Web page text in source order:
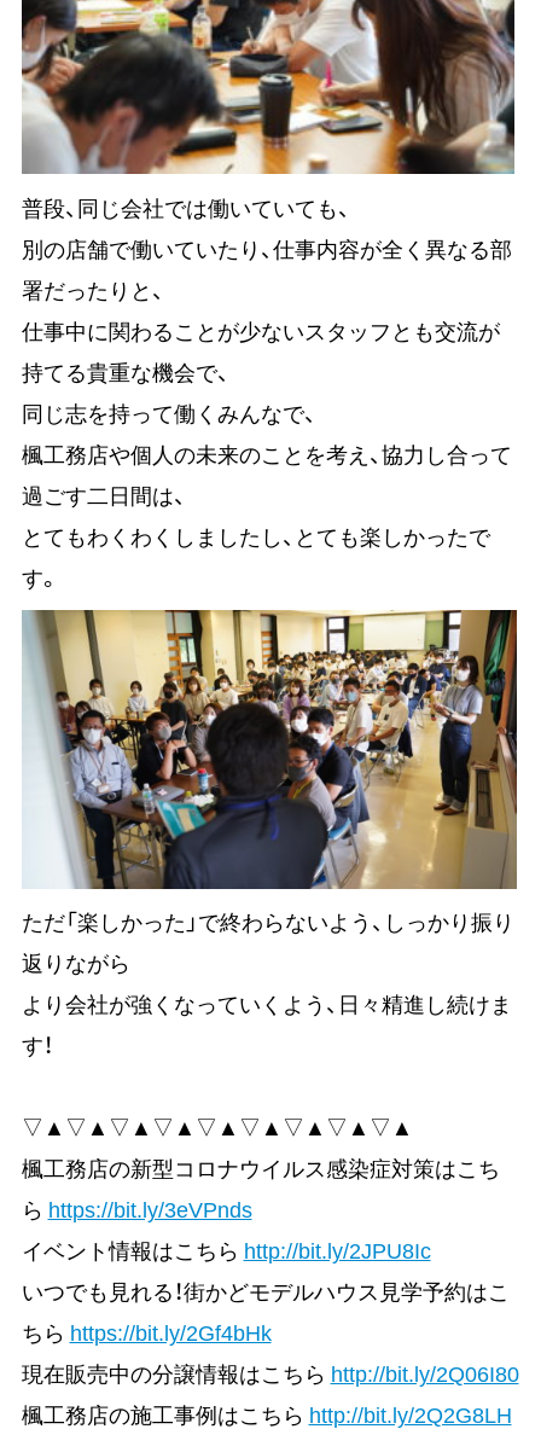
普段、同じ会社では働いていても、
別の店舗で働いていたり、仕事内容が全く異なる部
署だったりと、
仕事中に関わることが少ないスタッフとも交流が
持てる貴重な機会で、
同じ志を持って働くみんなで、
楓工務店や個人の未来のことを考え、協力し合って
過ごす二日間は、
とてもわくわくしましたし、とても楽しかったで
す。
ただ「楽しかった」で終わらないよう、しっかり振り
返りながら
より会社が強くなっていくよう、日々精進し続けま
す！
▽▲▽▲▽▲▽▲▽▲▽▲▽▲▽▲▽▲
楓工務店の新型コロナウイルス感染症対策はこち
ら https://bit.ly/3eVPnds
イベント情報はこちら http://bit.ly/2JPU8Ic
いつでも見れる！街かどモデルハウス見学予約はこ
ちら https://bit.ly/2Gf4bHk
現在販売中の分譲情報はこちら http://bit.ly/2Q06I80
楓工務店の施工事例はこちら http://bit.ly/2Q2G8LH